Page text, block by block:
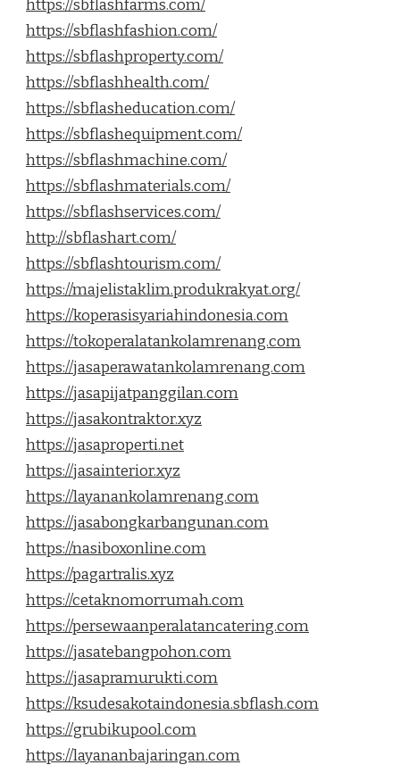
https://sbflashfarms.com/
https://sbflashfashion.com/
https://sbflashproperty.com/
https://sbflashhealth.com/
https://sbflasheducation.com/
https://sbflashequipment.com/
https://sbflashmachine.com/
https://sbflashmaterials.com/
https://sbflashservices.com/
http://sbflashart.com/
https://sbflashtourism.com/
https://majelistaklim.produkrakyat.org/
https://koperasisyariahindonesia.com
https://tokoperalatankolamrenang.com
https://jasaperawatankolamrenang.com
https://jasapijatpanggilan.com
https://jasakontraktor.xyz
https://jasaproperti.net
https://jasainterior.xyz
https://layanankolamrenang.com
https://jasabongkarbangunan.com
https://nasiboxonline.com
https://pagartralis.xyz
https://cetaknomorrumah.com
https://persewaanperalatancatering.com
https://jasatebangpohon.com
https://jasapramurukti.com
https://ksudesakotaindonesia.sbflash.com
https://grubikupool.com
https://layananbajaringan.com